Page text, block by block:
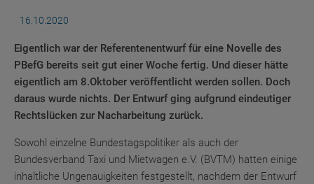
16.10.2020
Eigentlich war der Referentenentwurf für eine Novelle des
PBefG bereits seit gut einer Woche fertig. Und dieser hätte
eigentlich am 8.Oktober veröffentlicht werden sollen. Doch
daraus wurde nichts. Der Entwurf ging aufgrund eindeutiger
Rechtslücken zur Nacharbeitung zurück.
Sowohl einzelne Bundestagspolitiker als auch der
Bundesverband Taxi und Mietwagen e.V. (BVTM) hatten einige
inhaltliche Ungenauigkeiten festgestellt, nachdem der Entwurf